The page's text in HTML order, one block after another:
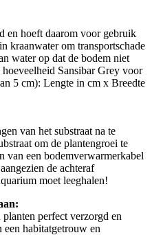
en hoeft daarom voor gebruik
kraanwater om transportschade
water op dat de bodem niet
Sansibar Grey voor
5 cm): Lengte in cm x Breedte
van het substraat na te
om de plantengroei te
van een bodemverwarmerkabel
de achteraf
moet leeghalen!
perfect verzorgd en
habitatgetrouw en